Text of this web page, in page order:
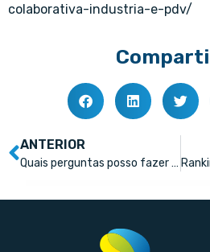
colaborativa-industria-e-pdv/
ANTERIOR
Quais perguntas posso fazer a partir de cada indicador na farmácia?